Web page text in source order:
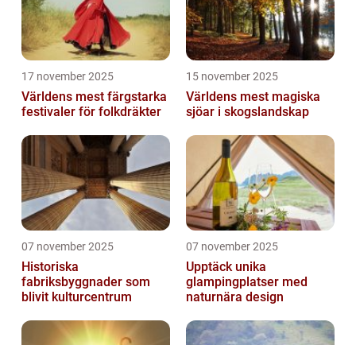
17 november 2025
Världens mest färgstarka
festivaler för folkdräkter
15 november 2025
Världens mest magiska
sjöar i skogslandskap
07 november 2025
Historiska
fabriksbyggnader som
blivit kulturcentrum
07 november 2025
Upptäck unika
glampingplatser med
naturnära design